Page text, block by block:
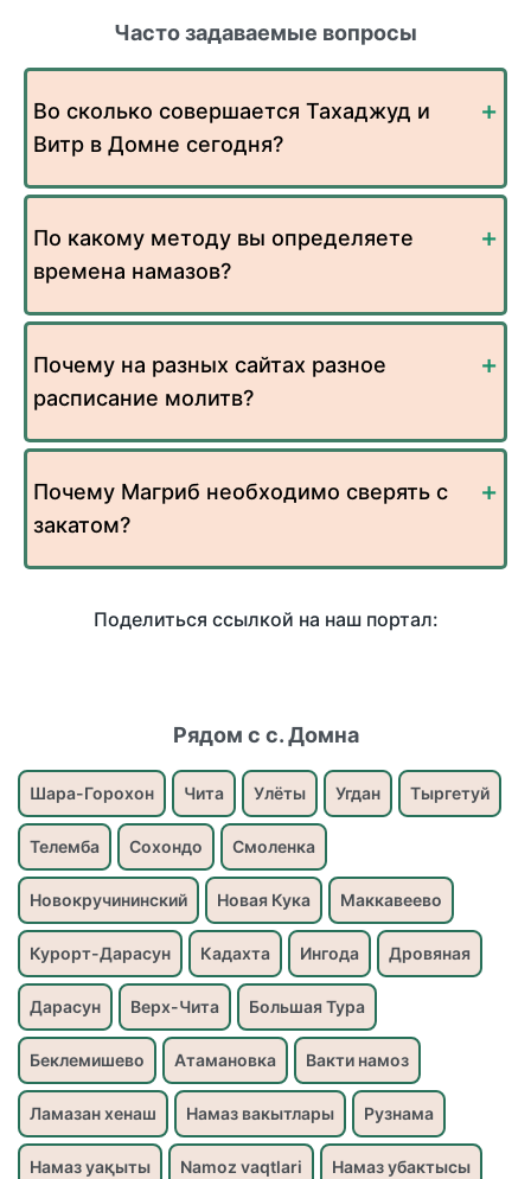
Часто задаваемые вопросы
Во сколько совершается Тахаджуд и
Витр в Домне сегодня?
По какому методу вы определяете
времена намазов?
Почему на разных сайтах разное
расписание молитв?
Почему Магриб необходимо сверять с
закатом?
Поделиться ссылкой на наш портал:
Рядом с с. Домна
Шара-Горохон Чита Улёты Угдан Тыргетуй
Телемба Сохондо Смоленка
Новокручининский Новая Кука Маккавеево
Курорт-Дарасун Кадахта Ингода Дровяная
Дарасун Верх-Чита Большая Тура
Беклемишево Атамановка Вакти намоз
Ламазан хенаш Намаз вакытлары Рузнама
Намаз уақыты Namoz vaqtlari Намаз убактысы